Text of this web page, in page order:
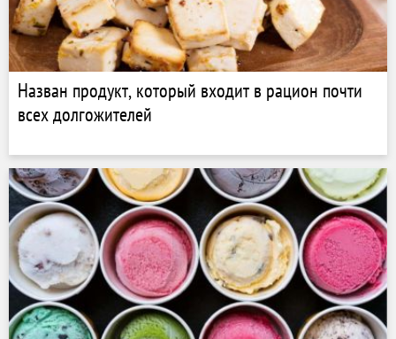
Назван продукт, который входит в рацион почти
всех долгожителей